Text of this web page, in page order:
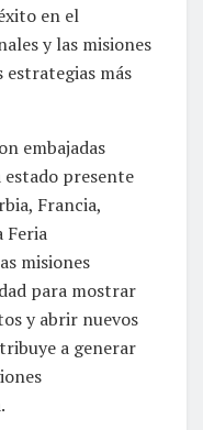
en el
y las misiones
estrategias más
embajadas
estado presente
Francia,
Feria
misiones
para mostrar
y abrir nuevos
a generar